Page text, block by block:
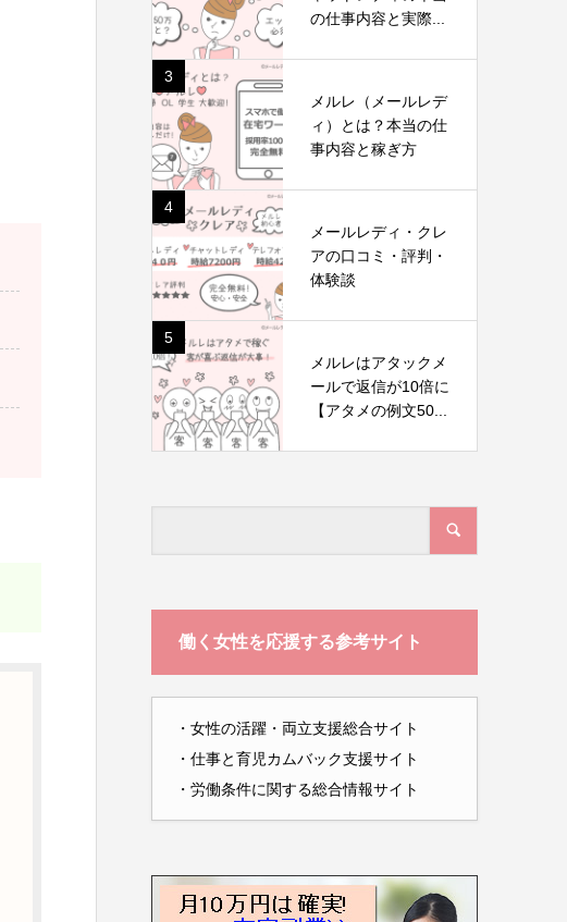
の仕事内容と実際...
3
メルレ（メールレデ
ィ）とは？本当の仕
事内容と稼ぎ方
4
メールレディ・クレ
アの口コミ・評判・
体験談
5
メルレはアタックメ
ールで返信が10倍に
【アタメの例文50...
働く女性を応援する参考サイト
・ 女性の活躍・両立支援総合サイト
・ 仕事と育児カムバック支援サイト
・ 労働条件に関する総合情報サイト